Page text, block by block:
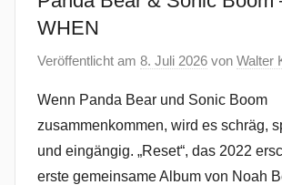
WHEN
Veröffentlicht am 8. Juli 2026 von Walter
Wenn Panda Bear und Sonic Boom
zusammenkommen, wird es schräg,
und eingängig. „Reset“, das 2022
erste gemeinsame Album von Noah